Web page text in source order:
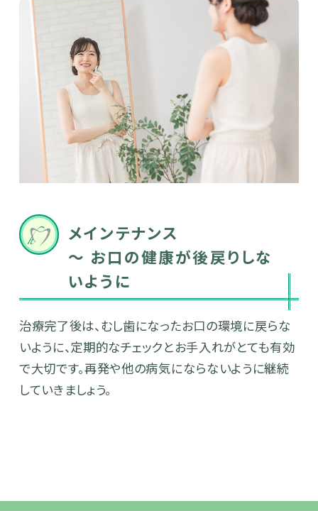
メインテナンス
～ お口の健康が後戻りしな
いように
治療完了後は、むし歯になったお口の環境に戻らな
いように、定期的なチェックとお手入れがとても有効
で大切です。再発や他の病気にならないように継続
していきましょう。